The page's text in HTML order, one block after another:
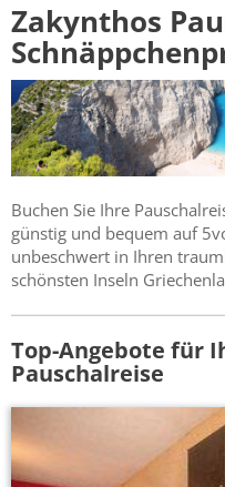
Zakynthos
Buchen Sie Ihre
günstig und bequem auf
unbeschwert in Ihren
schönsten Inseln
Top-Angebote für
Pauschalreise